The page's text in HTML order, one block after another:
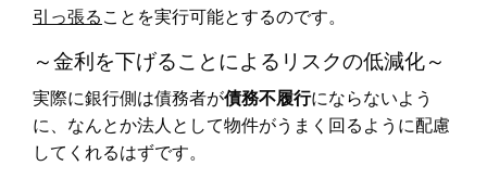
引っ張る ことを実行可能とするのです。
～金利を下げることによるリスクの低減化～
実際に銀行側は債務者が債務不履行にならないよう
に、なんとか法人として物件がうまく回るように配慮
してくれるはずです。